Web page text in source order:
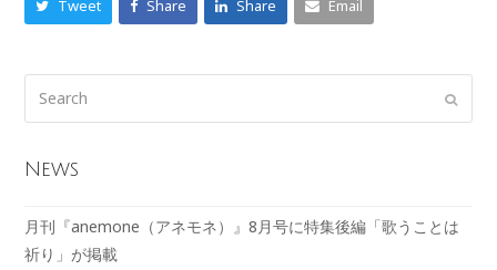
Tweet Share Share Email
News
月刊『anemone（アネモネ）』8月号に特集後編「歌うことは
祈り」が掲載